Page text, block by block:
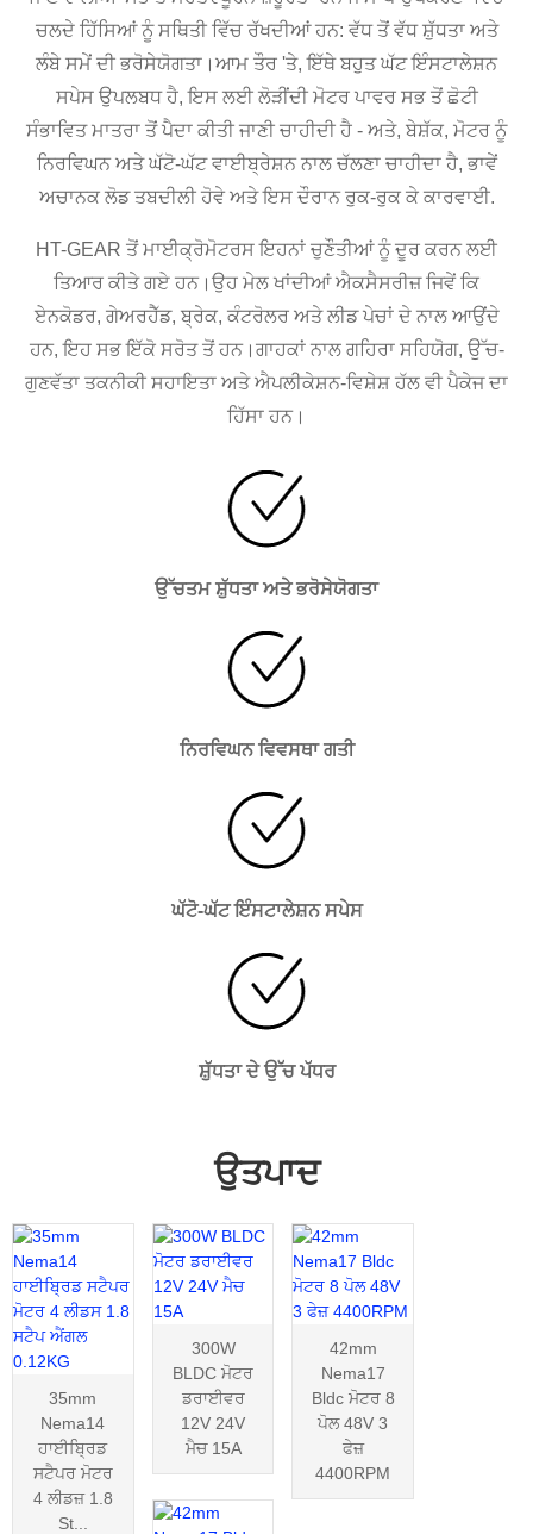
ਚਲਦੇ ਹਿੱਸਿਆਂ ਨੂੰ ਸਥਿਤੀ ਵਿੱਚ ਰੱਖਦੀਆਂ ਹਨ: ਵੱਧ ਤੋਂ ਵੱਧ ਸ਼ੁੱਧਤਾ ਅਤੇ
ਲੰਬੇ ਸਮੇਂ ਦੀ ਭਰੋਸੇਯੋਗਤਾ।ਆਮ ਤੌਰ 'ਤੇ, ਇੱਥੇ ਬਹੁਤ ਘੱਟ ਇੰਸਟਾਲੇਸ਼ਨ
ਸਪੇਸ ਉਪਲਬਧ ਹੈ, ਇਸ ਲਈ ਲੋੜੀਂਦੀ ਮੋਟਰ ਪਾਵਰ ਸਭ ਤੋਂ ਛੋਟੀ
ਸੰਭਾਵਿਤ ਮਾਤਰਾ ਤੋਂ ਪੈਦਾ ਕੀਤੀ ਜਾਣੀ ਚਾਹੀਦੀ ਹੈ - ਅਤੇ, ਬੇਸ਼ੱਕ, ਮੋਟਰ ਨੂੰ
ਨਿਰਵਿਘਨ ਅਤੇ ਘੱਟੋ-ਘੱਟ ਵਾਈਬ੍ਰੇਸ਼ਨ ਨਾਲ ਚੱਲਣਾ ਚਾਹੀਦਾ ਹੈ, ਭਾਵੇਂ
ਅਚਾਨਕ ਲੋਡ ਤਬਦੀਲੀ ਹੋਵੇ ਅਤੇ ਇਸ ਦੌਰਾਨ ਰੁਕ-ਰੁਕ ਕੇ ਕਾਰਵਾਈ.
HT-GEAR ਤੋਂ ਮਾਈਕ੍ਰੋਮੋਟਰਸ ਇਹਨਾਂ ਚੁਣੌਤੀਆਂ ਨੂੰ ਦੂਰ ਕਰਨ ਲਈ
ਤਿਆਰ ਕੀਤੇ ਗਏ ਹਨ।ਉਹ ਮੇਲ ਖਾਂਦੀਆਂ ਐਕਸੈਸਰੀਜ਼ ਜਿਵੇਂ ਕਿ
ਏਨਕੋਡਰ, ਗੇਅਰਹੈੱਡ, ਬ੍ਰੇਕ, ਕੰਟਰੋਲਰ ਅਤੇ ਲੀਡ ਪੇਚਾਂ ਦੇ ਨਾਲ ਆਉਂਦੇ
ਹਨ, ਇਹ ਸਭ ਇੱਕੋ ਸਰੋਤ ਤੋਂ ਹਨ।ਗਾਹਕਾਂ ਨਾਲ ਗਹਿਰਾ ਸਹਿਯੋਗ, ਉੱਚ-
ਗੁਣਵੱਤਾ ਤਕਨੀਕੀ ਸਹਾਇਤਾ ਅਤੇ ਐਪਲੀਕੇਸ਼ਨ-ਵਿਸ਼ੇਸ਼ ਹੱਲ ਵੀ ਪੈਕੇਜ ਦਾ
ਹਿੱਸਾ ਹਨ।
ਉੱਚਤਮ ਸ਼ੁੱਧਤਾ ਅਤੇ ਭਰੋਸੇਯੋਗਤਾ
ਨਿਰਵਿਘਨ ਵਿਵਸਥਾ ਗਤੀ
ਘੱਟੋ-ਘੱਟ ਇੰਸਟਾਲੇਸ਼ਨ ਸਪੇਸ
ਸ਼ੁੱਧਤਾ ਦੇ ਉੱਚ ਪੱਧਰ
ਉਤਪਾਦ
35mm
Nema14
ਹਾਈਬ੍ਰਿਡ
ਸਟੈਪਰ ਮੋਟਰ
4 ਲੀਡਜ਼ 1.8
St...
300W
BLDC ਮੋਟਰ
ਡਰਾਈਵਰ
12V 24V
ਮੈਚ 15A
42mm
Nema17
Bldc ਮੋਟਰ 8
ਪੋਲ 48V 3
ਫੇਜ਼
4400RPM